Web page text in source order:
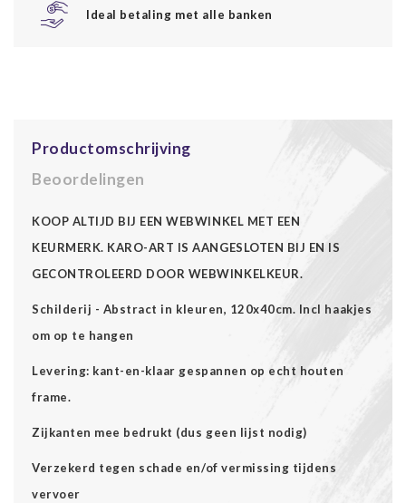
Ideal betaling met alle banken
Productomschrijving
Beoordelingen
KOOP ALTIJD BIJ EEN WEBWINKEL MET EEN
KEURMERK. KARO-ART IS AANGESLOTEN BIJ EN IS
GECONTROLEERD DOOR WEBWINKELKEUR.
Schilderij - Abstract in kleuren, 120x40cm. Incl haakjes
om op te hangen
Levering: kant-en-klaar gespannen op echt houten
frame.
Zijkanten mee bedrukt (dus geen lijst nodig)
Verzekerd tegen schade en/of vermissing tijdens
vervoer